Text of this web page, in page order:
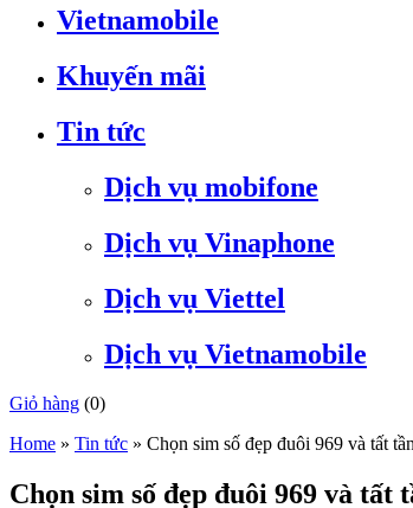
Vietnamobile
Khuyến mãi
Tin tức
Dịch vụ mobifone
Dịch vụ Vinaphone
Dịch vụ Viettel
Dịch vụ Vietnamobile
Giỏ hàng (0)
Home » Tin tức » Chọn sim số đẹp đuôi 969 và tất
Chọn sim số đẹp đuôi 969 và tất